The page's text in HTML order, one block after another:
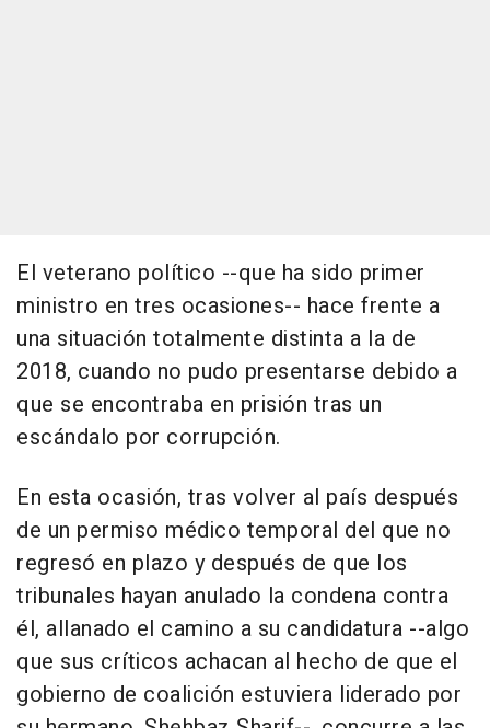
El veterano político --que ha sido primer
ministro en tres ocasiones-- hace frente a
una situación totalmente distinta a la de
2018, cuando no pudo presentarse debido a
que se encontraba en prisión tras un
escándalo por corrupción.
En esta ocasión, tras volver al país después
de un permiso médico temporal del que no
regresó en plazo y después de que los
tribunales hayan anulado la condena contra
él, allanado el camino a su candidatura --algo
que sus críticos achacan al hecho de que el
gobierno de coalición estuviera liderado por